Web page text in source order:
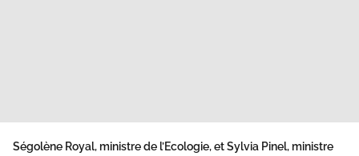
Ségolène Royal, ministre de l’Ecologie, et Sylvia Pinel, ministre